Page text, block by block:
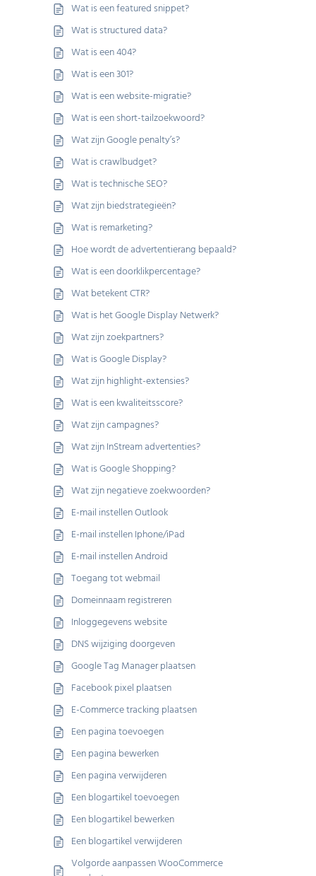
Wat is een featured snippet?
Wat is structured data?
Wat is een 404?
Wat is een 301?
Wat is een website-migratie?
Wat is een short-tailzoekwoord?
Wat zijn Google penalty’s?
Wat is crawlbudget?
Wat is technische SEO?
Wat zijn biedstrategieën?
Wat is remarketing?
Hoe wordt de advertentierang bepaald?
Wat is een doorklikpercentage?
Wat betekent CTR?
Wat is het Google Display Netwerk?
Wat zijn zoekpartners?
Wat is Google Display?
Wat zijn highlight-extensies?
Wat is een kwaliteitsscore?
Wat zijn campagnes?
Wat zijn InStream advertenties?
Wat is Google Shopping?
Wat zijn negatieve zoekwoorden?
E-mail instellen Outlook
E-mail instellen Iphone/iPad
E-mail instellen Android
Toegang tot webmail
Domeinnaam registreren
Inloggegevens website
DNS wijziging doorgeven
Google Tag Manager plaatsen
Facebook pixel plaatsen
E-Commerce tracking plaatsen
Een pagina toevoegen
Een pagina bewerken
Een pagina verwijderen
Een blogartikel toevoegen
Een blogartikel bewerken
Een blogartikel verwijderen
Volgorde aanpassen WooCommerce